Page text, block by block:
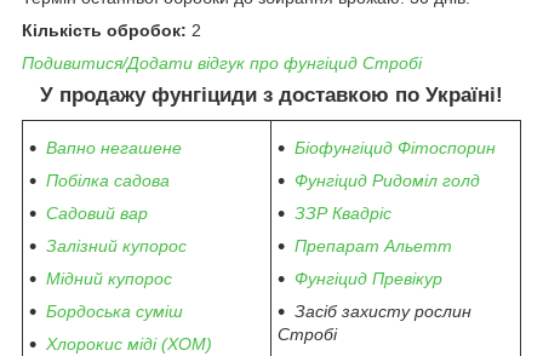
Кількість обробок: 2
Подивитися/Додати відгук про фунгіцид Стробі
У продажу фунгіциди з доставкою по Україні!
Вапно негашене
Побілка садова
Садовий вар
Залізний купорос
Мідний купорос
Бордоська суміш
Хлорокис міді (ХОМ)
Біофунгіцид Фітоспорин
Фунгіцид Ридоміл голд
ЗЗР Квадріс
Препарат Альетт
Фунгіцид Превікур
Засіб захисту рослин
Стробі